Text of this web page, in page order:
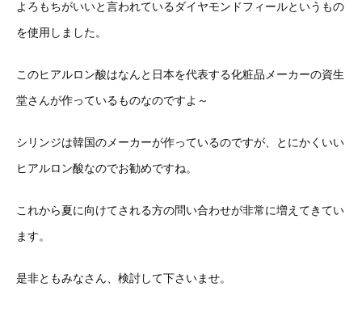
よろもちがいいと言われているダイヤモンドフィールというもの
を使用しました。
このヒアルロン酸はなんと日本を代表する化粧品メーカーの資生
堂さんが作っているものなのですよ～
シリンジは韓国のメーカーが作っているのですが、とにかくいい
ヒアルロン酸なのでお勧めですね。
これから夏に向けてされる方の問い合わせが非常に増えてきてい
ます。
是非ともみなさん、検討して下さいませ。